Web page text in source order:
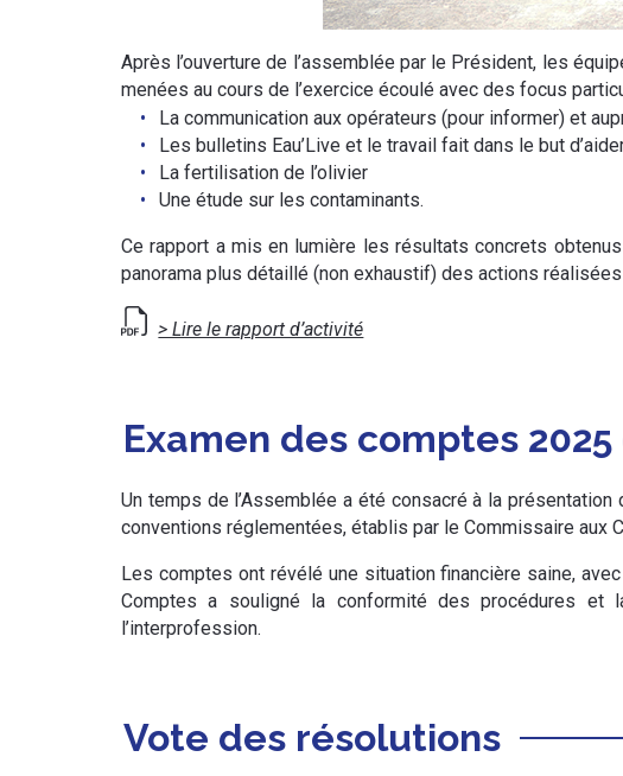
Après l’ouverture de l’assemblée par le Président, les
menées au cours de l’exercice écoulé avec des focus
La communication aux opérateurs (pour informer) et
Les bulletins Eau’Live et le travail fait dans le but
La fertilisation de l’olivier
Une étude sur les contaminants.
Ce rapport a mis en lumière les résultats concrets
panorama plus détaillé (non exhaustif) des actions
> Lire le rapport d’activité
Examen des comptes
Un temps de l’Assemblée a été consacré à la
conventions réglementées, établis par le Commissaire aux
Les comptes ont révélé une situation financière saine,
Comptes a souligné la conformité des procédures et
l’interprofession.
Vote des résolutions